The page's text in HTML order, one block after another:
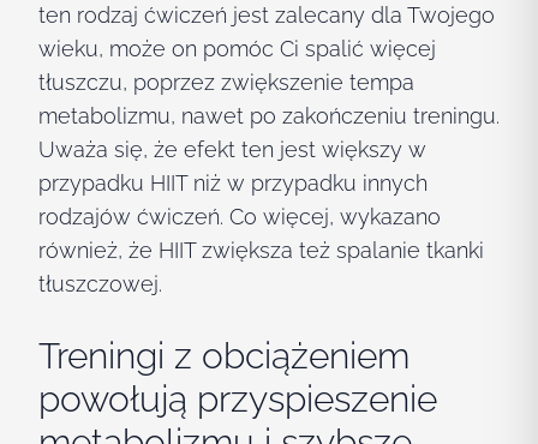
ten rodzaj ćwiczeń jest zalecany dla Twojego
wieku, może on pomóc Ci spalić więcej
tłuszczu, poprzez zwiększenie tempa
metabolizmu, nawet po zakończeniu treningu.
Uważa się, że efekt ten jest większy w
przypadku HIIT niż w przypadku innych
rodzajów ćwiczeń. Co więcej, wykazano
również, że HIIT zwiększa też spalanie tkanki
tłuszczowej.
Treningi z obciążeniem
powołują przyspieszenie